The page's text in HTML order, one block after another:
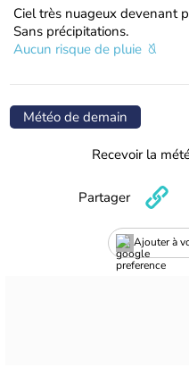
Ciel très nuageux devenant
Sans précipitations.
Aucun risque de pluie
Météo de demain
Recevoir la
Ajouter à
Partager